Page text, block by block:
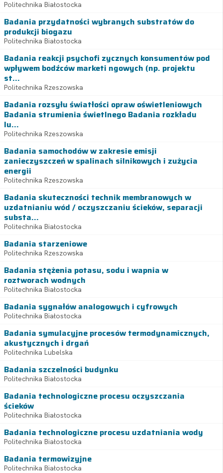
Politechnika Białostocka
Badania przydatności wybranych substratów do
produkcji biogazu
Politechnika Białostocka
Badania reakcji psychofi zycznych konsumentów pod
wpływem bodźców marketi ngowych (np. projektu
st...
Politechnika Rzeszowska
Badania rozsyłu światłości opraw oświetleniowych
Badania strumienia świetlnego Badania rozkładu
lu...
Politechnika Rzeszowska
Badania samochodów w zakresie emisji
zanieczyszczeń w spalinach silnikowych i zużycia
energii
Politechnika Rzeszowska
Badania skuteczności technik membranowych w
uzdatnianiu wód / oczyszczaniu ścieków, separacji
substa...
Politechnika Białostocka
Badania starzeniowe
Politechnika Rzeszowska
Badania stężenia potasu, sodu i wapnia w
roztworach wodnych
Politechnika Białostocka
Badania sygnałów analogowych i cyfrowych
Politechnika Białostocka
Badania symulacyjne procesów termodynamicznych,
akustycznych i drgań
Politechnika Lubelska
Badania szczelności budynku
Politechnika Białostocka
Badania technologiczne procesu oczyszczania
ścieków
Politechnika Białostocka
Badania technologiczne procesu uzdatniania wody
Politechnika Białostocka
Badania termowizyjne
Politechnika Białostocka